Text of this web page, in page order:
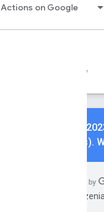
Actions on Google
Sample
3 maja
Actions).